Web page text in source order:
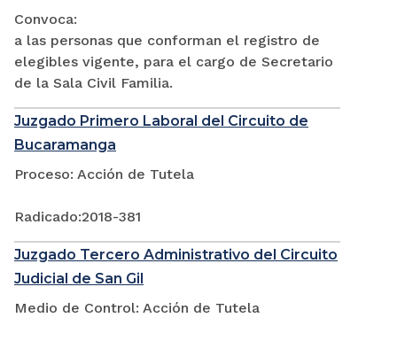
Convoca:
a las personas que conforman el registro de
elegibles vigente, para el cargo de Secretario
de la Sala Civil Familia.
Juzgado Primero Laboral del Circuito de
Bucaramanga
Proceso: Acción de Tutela
Radicado:2018-381
Juzgado Tercero Administrativo del Circuito
Judicial de San Gil
Medio de Control: Acción de Tutela